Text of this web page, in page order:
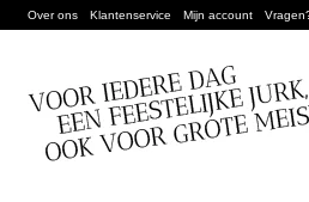
Over ons Klantenservice Mijn account